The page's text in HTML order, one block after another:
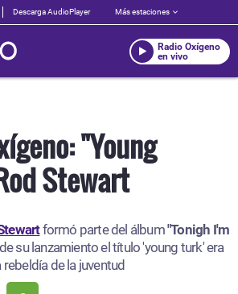
Descarga AudioPlayer Más estaciones
Radio Oxígeno
en vivo
"Young
Stewart
formó parte del álbum"Tonigh I'm
su lanzamiento el título 'young turk' era
de la juventud